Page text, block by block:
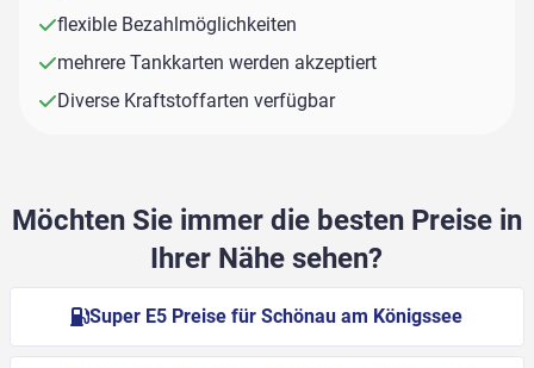
flexible Bezahlmöglichkeiten
mehrere Tankkarten werden akzeptiert
Diverse Kraftstoffarten verfügbar
Möchten Sie immer die besten Preise in
Ihrer Nähe sehen?
Super E5 Preise für Schönau am Königssee